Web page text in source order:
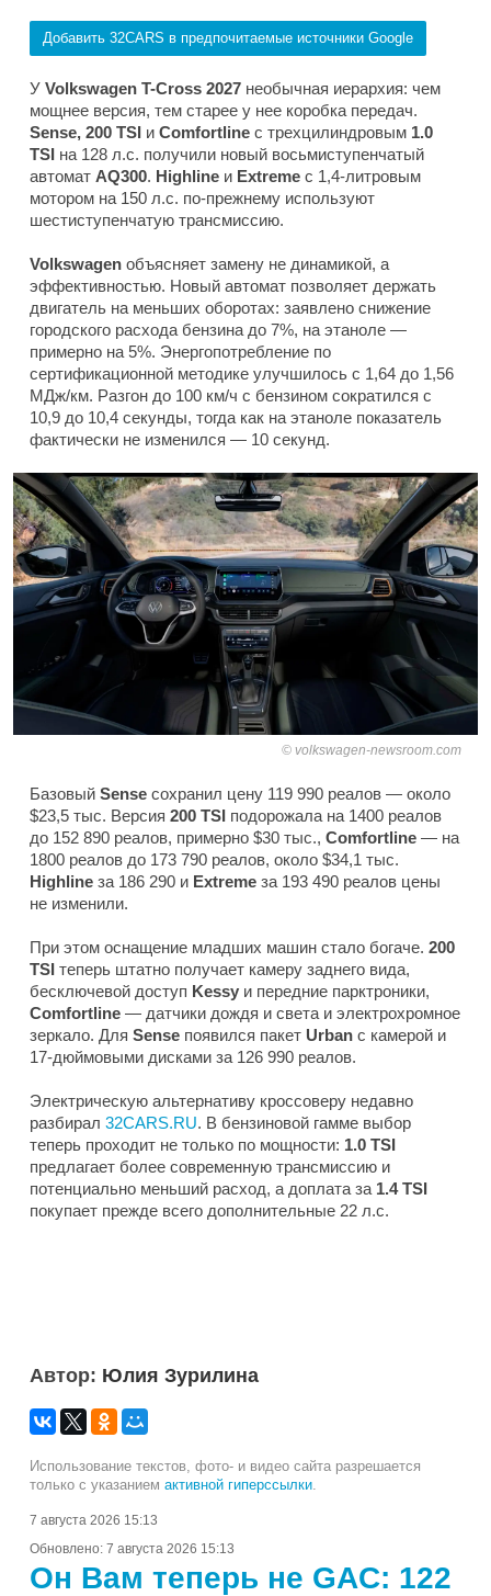
Добавить 32CARS в предпочитаемые источники Google
У Volkswagen T-Cross 2027 необычная иерархия: чем
мощнее версия, тем старее у нее коробка передач.
Sense, 200 TSI и Comfortline с трехцилиндровым 1.0
TSI на 128 л.с. получили новый восьмиступенчатый
автомат AQ300. Highline и Extreme с 1,4-литровым
мотором на 150 л.с. по-прежнему используют
шестиступенчатую трансмиссию.
Volkswagen объясняет замену не динамикой, а
эффективностью. Новый автомат позволяет держать
двигатель на меньших оборотах: заявлено снижение
городского расхода бензина до 7%, на этаноле —
примерно на 5%. Энергопотребление по
сертификационной методике улучшилось с 1,64 до 1,56
МДж/км. Разгон до 100 км/ч с бензином сократился с
10,9 до 10,4 секунды, тогда как на этаноле показатель
фактически не изменился — 10 секунд.
volkswagen-newsroom.com
Базовый Sense сохранил цену 119 990 реалов — около
$23,5 тыс. Версия 200 TSI подорожала на 1400 реалов
до 152 890 реалов, примерно $30 тыс., Comfortline — на
1800 реалов до 173 790 реалов, около $34,1 тыс.
Highline за 186 290 и Extreme за 193 490 реалов цены
не изменили.
При этом оснащение младших машин стало богаче. 200
TSI теперь штатно получает камеру заднего вида,
бесключевой доступ Kessy и передние парктроники,
Comfortline — датчики дождя и света и электрохромное
зеркало. Для Sense появился пакет Urban с камерой и
17-дюймовыми дисками за 126 990 реалов.
Электрическую альтернативу кроссоверу недавно
разбирал 32CARS.RU. В бензиновой гамме выбор
теперь проходит не только по мощности: 1.0 TSI
предлагает более современную трансмиссию и
потенциально меньший расход, а доплата за 1.4 TSI
покупает прежде всего дополнительные 22 л.с.
Автор: Юлия Зурилина
Использование текстов, фото- и видео сайта разрешается
только с указанием активной гиперссылки
7 августа 2026 15:13
Обновлено: 7 августа 2026 15:13
Он Вам теперь не GAC: 122